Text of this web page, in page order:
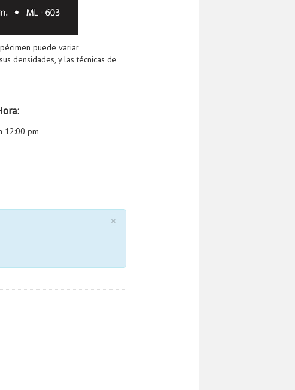
puede variar
densidades, y las técnicas de
12:00 pm
×